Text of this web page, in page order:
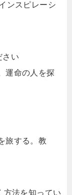
ンスピレーシ
さい
運命の人を探
旅する。教
方法を知ってい